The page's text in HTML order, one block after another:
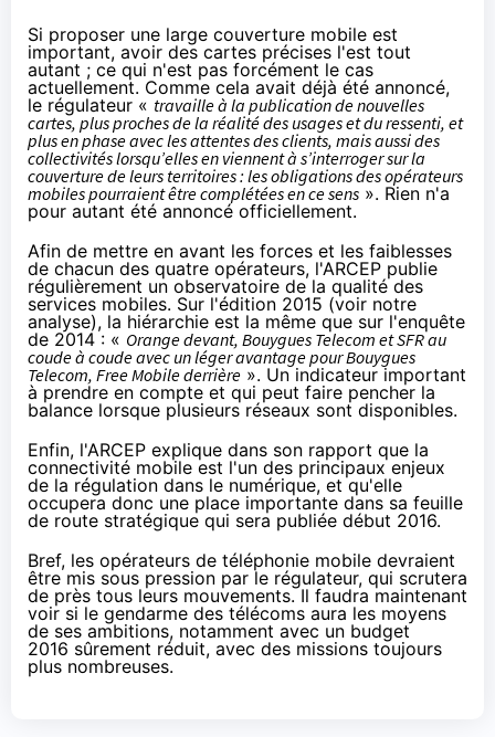
Si proposer une large couverture mobile est
important, avoir des cartes précises l'est tout
autant ; ce qui n'est pas forcément le cas
actuellement. Comme cela avait déjà été annoncé,
le régulateur « travaille à la publication de nouvelles
cartes, plus proches de la réalité des usages et du ressenti, et
plus en phase avec les attentes des clients, mais aussi des
collectivités lorsqu’elles en viennent à s’interroger sur la
couverture de leurs territoires : les obligations des opérateurs
mobiles pourraient être complétées en ce sens ». Rien n'a
pour autant été annoncé officiellement.
Afin de mettre en avant les forces et les faiblesses
de chacun des quatre opérateurs, l'ARCEP publie
régulièrement un observatoire de la qualité des
services mobiles. Sur l'édition 2015 (voir notre
analyse), la hiérarchie est la même que sur l'enquête
de 2014 : « Orangedevant, Bouygues Telecom etSFRau
coude à coude avec un léger avantage pourBouygues
Telecom, Free Mobile derrière ». Un indicateur important
à prendre en compte et qui peut faire pencher la
balance lorsque plusieurs réseaux sont disponibles.
Enfin, l'ARCEP explique dans son rapport que la
connectivité mobile est l'un des principaux enjeux
de la régulation dans le numérique, et qu'elle
occupera donc une place importante dans sa feuille
de route stratégique qui sera publiée début 2016.
Bref, les opérateurs de téléphonie mobile devraient
être mis sous pression par le régulateur, qui scrutera
de près tous leurs mouvements. Il faudra maintenant
voir si le gendarme des télécoms aura les moyens
de ses ambitions, notamment avec un budget
2016 sûrement réduit, avec des missions toujours
plus nombreuses.